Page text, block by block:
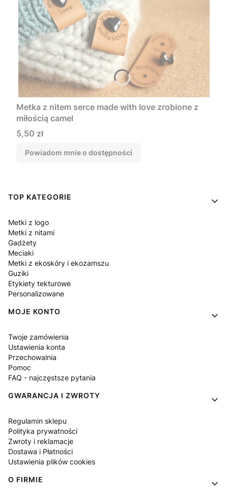
Metka z nitem serce made with love zrobione z
miłością camel
Cena
5,50 zł
Powiadom mnie o dostępności
Linki w stopce
TOP KATEGORIE
Metki z logo
Metki z nitami
Gadżety
Meciaki
Metki z ekoskóry i ekozamszu
Guziki
Etykiety tekturowe
Personalizowane
MOJE KONTO
Twoje zamówienia
Ustawienia konta
Przechowalnia
Pomoc
FAQ - najczęstsze pytania
GWARANCJA I ZWROTY
Regulamin sklepu
Polityka prywatności
Zwroty i reklamacje
Dostawa i Płatności
Ustawienia plików cookies
O FIRMIE